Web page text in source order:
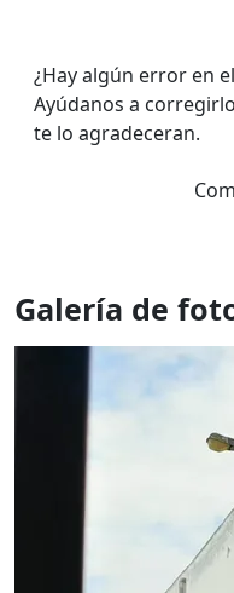
¿Hay algún error en
Ayúdanos a
te lo agradeceran.
Galería de